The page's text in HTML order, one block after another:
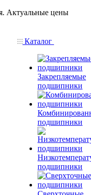
Актуальные цены
Каталог
Закрепляемые
подшипники
подшипники
подшипники